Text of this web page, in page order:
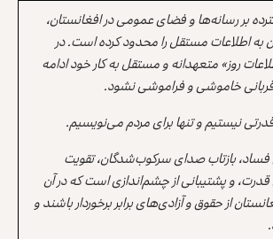
بر رسانه‌ها و فضای عمومی در افغانستان،
اطلاعات مستقل را محدود کرده است. در
روز» متعهدانه و مستقل به کار خود ادامه
خاموشی و فراموشی نشود.
نیستیم و تنها برای مردم می‌نویسیم.
بازتاب صدای سرکوب‌شدگان، تقویت
و پشتیبانی از چشم‌اندازی است که در آن
از حقوق و آزادی‌های برابر برخوردار باشند و